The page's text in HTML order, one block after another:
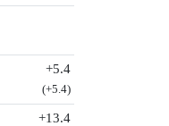
+5.4
(+5.4)
+13.4